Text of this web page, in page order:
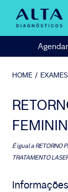
Agendar
HOME / EXAMES
É igual aRETORNO
TRATAMENTO